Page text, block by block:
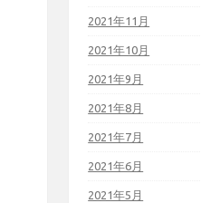
2021年11月
2021年10月
2021年9月
2021年8月
2021年7月
2021年6月
2021年5月